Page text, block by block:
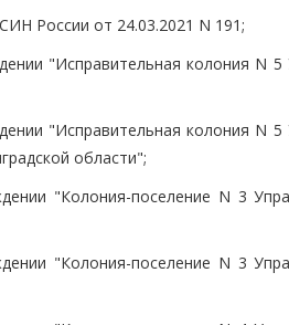
России от 24.03.2021 N 191;
"Исправительная колония N
"Исправительная колония N
области";
"Колония-поселение N 3
"Колония-поселение N 3